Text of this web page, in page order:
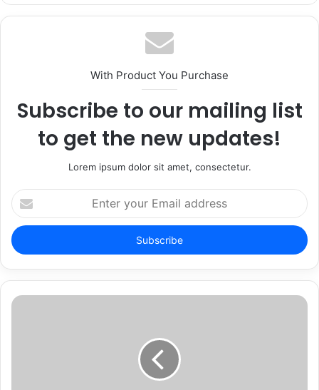
With Product You Purchase
Subscribe to our mailing list
to get the new updates!
Lorem ipsum dolor sit amet, consectetur.
Enter
your
Email
address